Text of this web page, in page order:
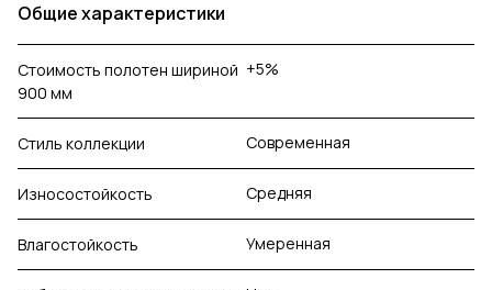
Общие характеристики
Стоимость полотен шириной
900 мм
+5%
Стиль коллекции Современная
Износостойкость Средняя
Влагостойкость Умеренная